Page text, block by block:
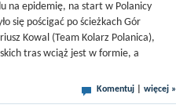
na epidemię, na start w Polanicy
się pościgać po ścieżkach Gór
Kowal (Team Kolarz Polanica),
tras wciąż jest w formie, a
Komentuj więcej »